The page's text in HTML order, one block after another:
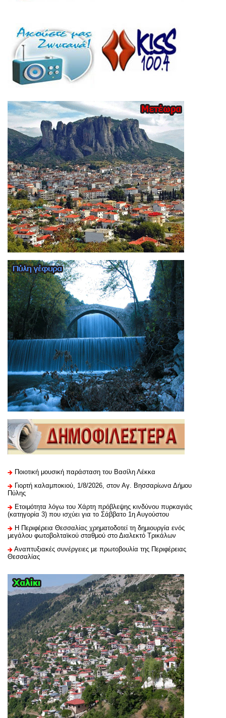
Ποιοτική μουσική παράσταση του Βασίλη Λέκκα
Γιορτή καλαμποκιού, 1/8/2026, στον Αγ. Βησσαρίωνα Δήμου
Πύλης
Ετοιμότητα λόγω του Χάρτη πρόβλεψης κινδύνου πυρκαγιάς
(κατηγορία 3) που ισχύει για το Σάββατο 1η Αυγούστου
H Περιφέρεια Θεσσαλίας χρηματοδοτεί τη δημιουργία ενός
μεγάλου φωτοβολταϊκού σταθμού στο Διαλεκτό Τρικάλων
Αναπτυξιακές συνέργειες με πρωτοβουλία της Περιφέρειας
Θεσσαλίας